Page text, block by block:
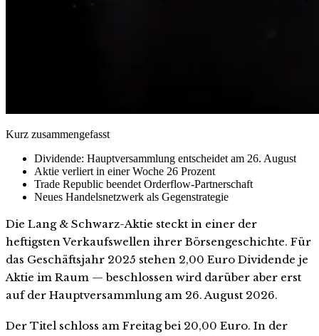
Kurz zusammengefasst
Dividende: Hauptversammlung entscheidet am 26. August
Aktie verliert in einer Woche 26 Prozent
Trade Republic beendet Orderflow-Partnerschaft
Neues Handelsnetzwerk als Gegenstrategie
Die Lang & Schwarz-Aktie steckt in einer der
heftigsten Verkaufswellen ihrer Börsengeschichte. Für
das Geschäftsjahr 2025 stehen 2,00 Euro Dividende je
Aktie im Raum — beschlossen wird darüber aber erst
auf der Hauptversammlung am 26. August 2026.
Der Titel schloss am Freitag bei 20,00 Euro. In der